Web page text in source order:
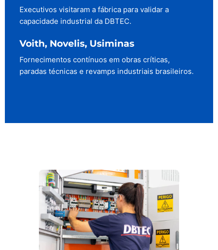
Executivos visitaram a fábrica para validar a
capacidade industrial da DBTEC.
Voith, Novelis, Usiminas
Fornecimentos contínuos em obras críticas,
paradas técnicas e revamps industriais brasileiros.